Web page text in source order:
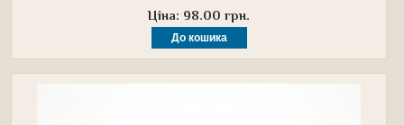
Ціна: 98.00 грн.